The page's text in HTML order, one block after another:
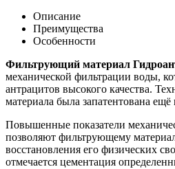
Описание
Преимущества
Особенности
Фильтрующий материал
механической фильтрации воды,
антрацитов высокого качества.
материала была запатентована ещё
Повышенные показатели
позволяют фильтрующему
восстановления его физических
отмечается цементация